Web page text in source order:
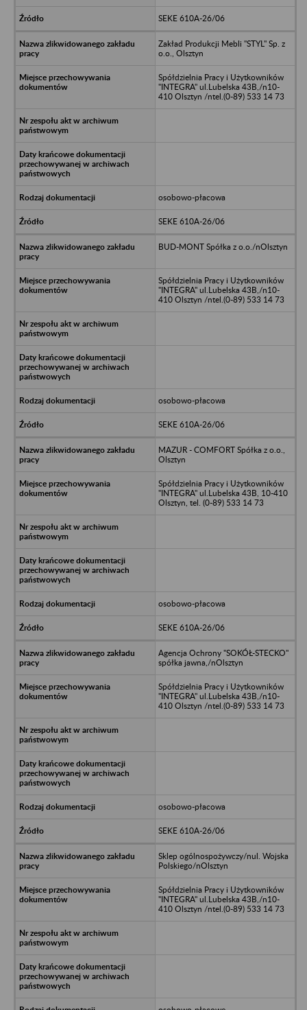
SEKE 610A-26/06
Zakład Produkcji Mebli "STYL" Sp. z
o.o., Olsztyn
Spółdzielnia Pracy i Użytkowników
"INTEGRA" ul.Lubelska 43B,/n10-
410 Olsztyn /ntel.(0-89) 533 14 73
osobowo-płacowa
SEKE 610A-26/06
BUD-MONT Spółka z o.o./nOlsztyn
Spółdzielnia Pracy i Użytkowników
"INTEGRA" ul.Lubelska 43B,/n10-
410 Olsztyn /ntel.(0-89) 533 14 73
osobowo-płacowa
SEKE 610A-26/06
MAZUR - COMFORT Spółka z o.o.,
Olsztyn
Spółdzielnia Pracy i Użytkowników
"INTEGRA" ul.Lubelska 43B, 10-410
Olsztyn, tel. (0-89) 533 14 73
osobowo-płacowa
SEKE 610A-26/06
Agencja Ochrony "SOKÓŁ-STECKO"
spółka jawna,/nOlsztyn
Spółdzielnia Pracy i Użytkowników
"INTEGRA" ul.Lubelska 43B,/n10-
410 Olsztyn /ntel.(0-89) 533 14 73
osobowo-płacowa
SEKE 610A-26/06
Sklep ogólnospożywczy/nul. Wojska
Polskiego/nOlsztyn
Spółdzielnia Pracy i Użytkowników
"INTEGRA" ul.Lubelska 43B,/n10-
410 Olsztyn /ntel.(0-89) 533 14 73